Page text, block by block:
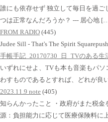
誰にも依存せず 独立して毎日を過
つは正常なんだろうか？ --- 居心地
FROM RADIO (445)
Judee Sill - That's The Spirit
手帳手記_20170730_日_TVのある
いずれにせよ、TVも本も音楽もパ
わすものであるとすれば、どれが良
2023.11.9 note (405)
知らんかったこと ・政府がまた税
源：負担能力に応じて医療保険料に